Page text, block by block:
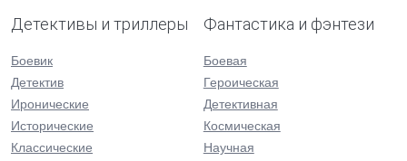
Детективы и триллеры
Боевик
Детектив
Иронические
Исторические
Классические
Фантастика и фэнтези
Боевая
Героическая
Детективная
Космическая
Научная